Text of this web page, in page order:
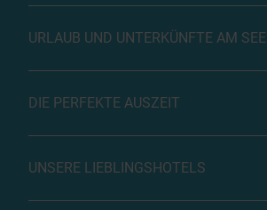
URLAUB UND UNTERKÜNFTE AM SEE
DIE PERFEKTE AUSZEIT
UNSERE LIEBLINGSHOTELS